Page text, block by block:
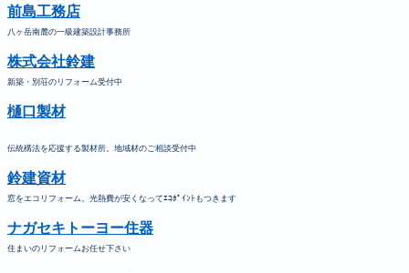
前島工務店
八ヶ岳南麓の一級建築設計事務所
株式会社鈴建
新築・別荘のリフォーム受付中
樋口製材
伝統構法を応援する製材所。地域材のご相談受付中
鈴建資材
窓をエコリフォーム。光熱費が安くなってｴｺﾎﾟｲﾝﾄもつきます
ナガセキトーヨー住器
住まいのリフォームお任せ下さい